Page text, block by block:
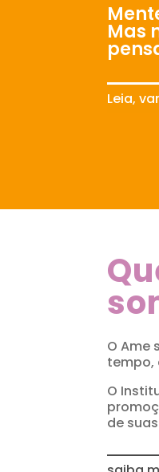
Mas
Leia,
O Ame
tempo,
O
de